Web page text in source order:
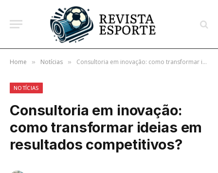
Home » Notícias » Consultoria em inovação: como transformar ideias em resultados competitivos?
NOTÍCIAS
Consultoria em inovação:
como transformar ideias em
resultados competitivos?